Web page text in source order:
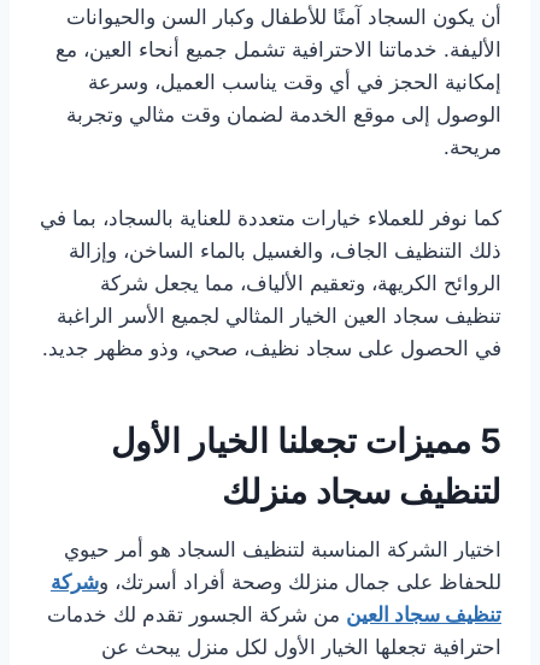
أن يكون السجاد آمنًا للأطفال وكبار السن والحيوانات
الأليفة. خدماتنا الاحترافية تشمل جميع أنحاء العين، مع
إمكانية الحجز في أي وقت يناسب العميل، وسرعة
الوصول إلى موقع الخدمة لضمان وقت مثالي وتجربة
مريحة.
كما نوفر للعملاء خيارات متعددة للعناية بالسجاد، بما في
ذلك التنظيف الجاف، والغسيل بالماء الساخن، وإزالة
الروائح الكريهة، وتعقيم الألياف، مما يجعل شركة
تنظيف سجاد العين الخيار المثالي لجميع الأسر الراغبة
في الحصول على سجاد نظيف، صحي، وذو مظهر جديد.
5 مميزات تجعلنا الخيار الأول
لتنظيف سجاد منزلك
اختيار الشركة المناسبة لتنظيف السجاد هو أمر حيوي
للحفاظ على جمال منزلك وصحة أفراد أسرتك، وشركة
تنظيف سجاد العين من شركة الجسور تقدم لك خدمات
احترافية تجعلها الخيار الأول لكل منزل يبحث عن